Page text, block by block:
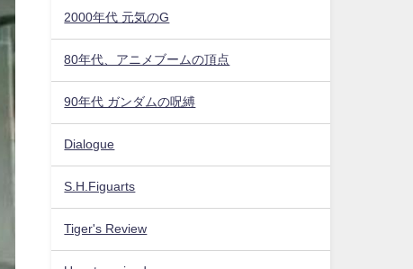
2000年代 元気のG
80年代、アニメブームの頂点
90年代 ガンダムの呪縛
Dialogue
S.H.Figuarts
Tiger's Review